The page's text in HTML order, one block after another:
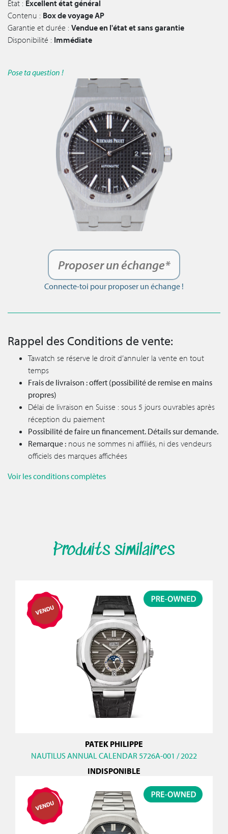
État : Excellent état général
Contenu : Box de voyage AP
Garantie et durée : Vendue en l'état et sans garantie
Disponibilité : Immédiate
Pose ta question !
Proposer un échange*
Connecte-toi pour proposer un échange !
Rappel des Conditions de vente:
Tawatch se réserve le droit d’annuler la vente en tout
temps
Frais de livraison : offert (possibilité de remise en mains
propres)
Délai de livraison en Suisse : sous 5 jours ouvrables après
réception du paiement
Possibilité de faire un financement. Détails sur demande.
Remarque : nous ne sommes ni affiliés, ni des vendeurs
officiels des marques affichées
Voir les conditions complètes
Produits similaires
PATEK PHILIPPE
NAUTILUS ANNUAL CALENDAR 5726A-001 / 2022
INDISPONIBLE